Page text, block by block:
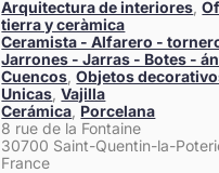
Arquitectura de interiores ,
tierra y ceràmica
Ceramista - Alfarero -
Jarrones - Jarras - Botes -
Cuencos ,Objetos
Unicas ,Vajilla
Cerámica Porcelana
8 rue de la Fontaine
30700 Saint-Quentin-la-
France